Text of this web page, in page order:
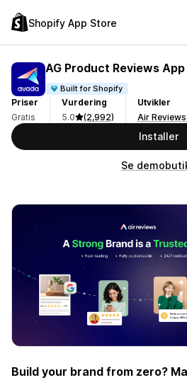
Shopify App Store
AG Product Reviews App
Built for Shopify
Priser
Gratis
Vurdering
5.0
(2,992)
Utvikler
Air
Installer
Se
Build your brand from zero?